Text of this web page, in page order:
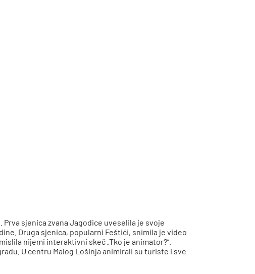
sjenica zvana Jagodice uveselila je svoje
Druga sjenica, popularni Feštići, snimila je video
nijemi interaktivni skeč „Tko je animator?“.
U centru Malog Lošinja animirali su turiste i sve